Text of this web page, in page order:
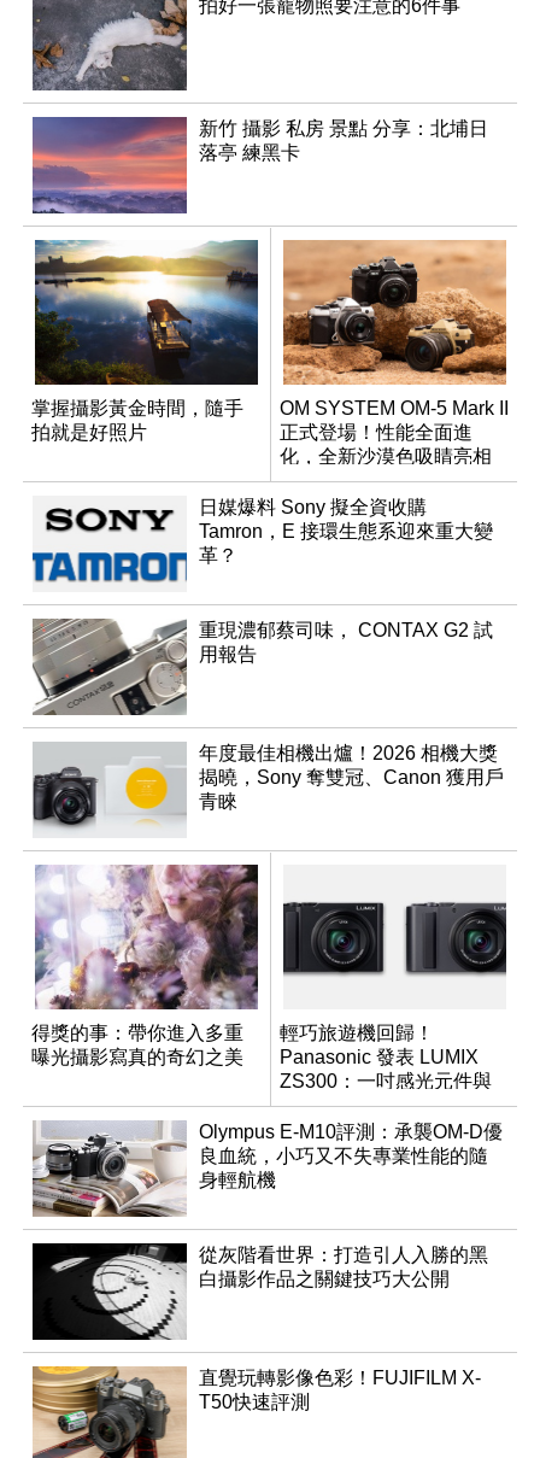
拍好一張寵物照要注意的6件事
新竹 攝影 私房 景點 分享：北埔日
落亭 練黑卡
掌握攝影黃金時間，隨手
拍就是好照片
OM SYSTEM OM-5 Mark II
正式登場！性能全面進
化，全新沙漠色吸睛亮相
日媒爆料 Sony 擬全資收購
Tamron，E 接環生態系迎來重大變
革？
重現濃郁蔡司味， CONTAX G2 試
用報告
年度最佳相機出爐！2026 相機大獎
揭曉，Sony 奪雙冠、Canon 獲用戶
青睞
得獎的事：帶你進入多重
曝光攝影寫真的奇幻之美
輕巧旅遊機回歸！
Panasonic 發表 LUMIX
ZS300：一吋感光元件與
15 倍光學變焦
Olympus E-M10評測：承襲OM-D優
良血統，小巧又不失專業性能的隨
身輕航機
從灰階看世界：打造引人入勝的黑
白攝影作品之關鍵技巧大公開
直覺玩轉影像色彩！FUJIFILM X-
T50快速評測